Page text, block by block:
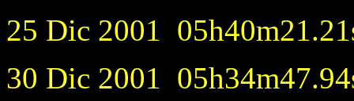
25 Dic 2001
30 Dic 2001